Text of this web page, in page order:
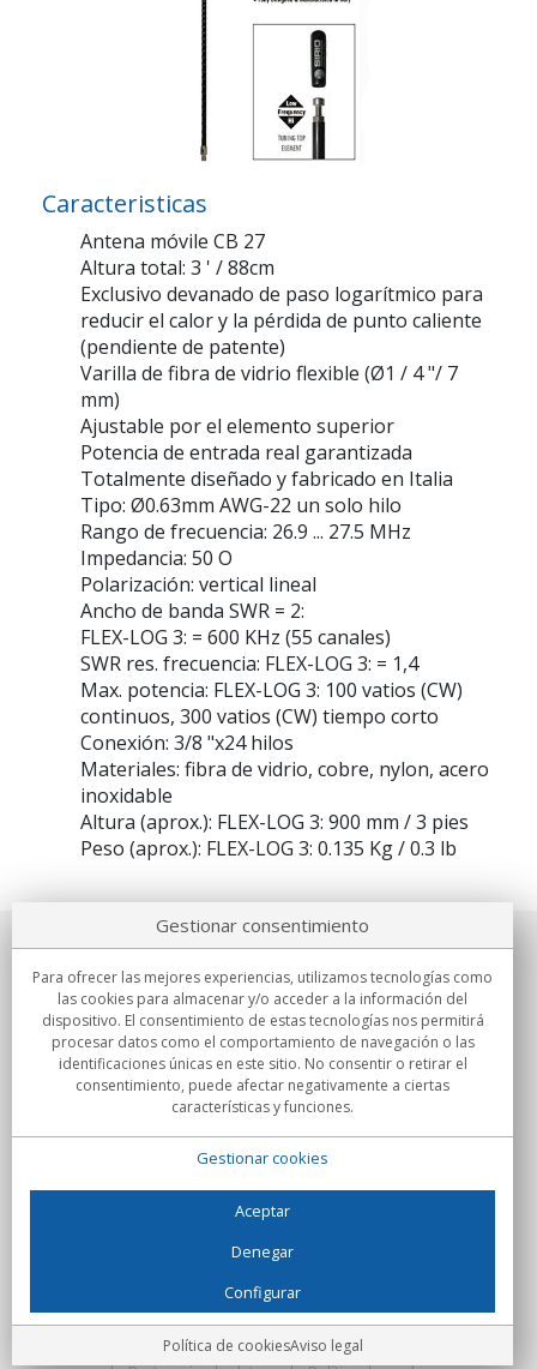
Caracteristicas
Antena móvile CB 27
Altura total: 3 ' / 88cm
Exclusivo devanado de paso logarítmico para
reducir el calor y la pérdida de punto caliente
(pendiente de patente)
Varilla de fibra de vidrio flexible (Ø1 / 4 "/ 7
mm)
Ajustable por el elemento superior
Potencia de entrada real garantizada
Totalmente diseñado y fabricado en Italia
Tipo: Ø0.63mm AWG-22 un solo hilo
Rango de frecuencia: 26.9 ... 27.5 MHz
Impedancia: 50 O
Polarización: vertical lineal
Ancho de banda SWR = 2:
FLEX-LOG 3: = 600 KHz (55 canales)
SWR res. frecuencia: FLEX-LOG 3: = 1,4
Max. potencia: FLEX-LOG 3: 100 vatios (CW)
continuos, 300 vatios (CW) tiempo corto
Conexión: 3/8 "x24 hilos
Materiales: fibra de vidrio, cobre, nylon, acero
inoxidable
Altura (aprox.): FLEX-LOG 3: 900 mm / 3 pies
Peso (aprox.): FLEX-LOG 3: 0.135 Kg / 0.3 lb
Sobre nosotros
Compromisos
Compras
C/Flassaders, 13, Nave 6, 08130 Santa Perpètua de Mogoda
(Barcelona) - España
Locura Digital - Todos los derechos reservados
Gestionar consentimiento
Para ofrecer las mejores experiencias, utilizamos tecnologías como
las cookies para almacenar y/o acceder a la información del
dispositivo. El consentimiento de estas tecnologías nos permitirá
procesar datos como el comportamiento de navegación o las
identificaciones únicas en este sitio. No consentir o retirar el
consentimiento, puede afectar negativamente a ciertas
características y funciones.
Gestionar cookies
Aceptar
Denegar
Configurar
Política de cookiesAviso legal